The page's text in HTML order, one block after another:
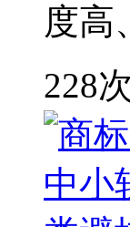
度高
228次